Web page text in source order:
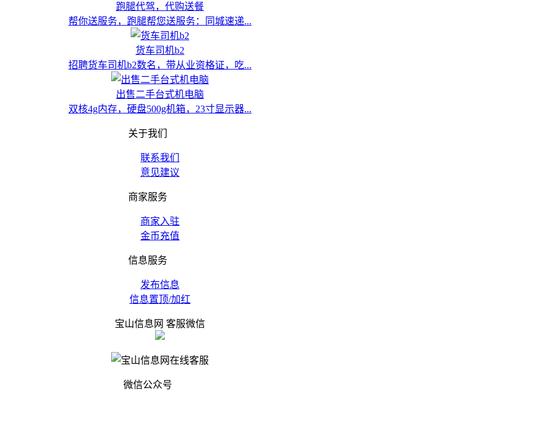
跑腿代驾，代购送餐
帮你送服务，跑腿帮您送服务：同城速递...
货车司机b2
招聘货车司机b2数名，带从业资格证，吃...
出售二手台式机电脑
双核4g内存，硬盘500g机箱，23寸显示器...
关于我们
联系我们
意见建议
商家服务
商家入驻
金币充值
信息服务
发布信息
信息置顶/加红
宝山信息网 客服微信
微信公众号